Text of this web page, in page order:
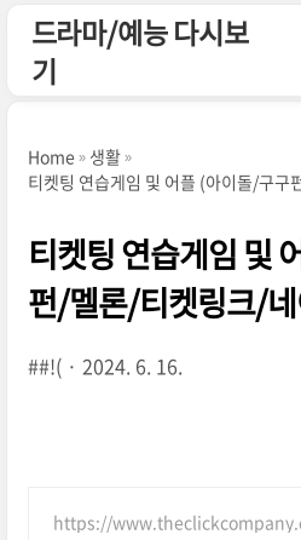
드라마/예능 다시보
기
Home
생활
티켓팅 연습게임 및 어플 (아이돌/구
티켓팅 연습게임 및
펀/멜론/티켓링크/
##!( 2024. 6. 16.
https://